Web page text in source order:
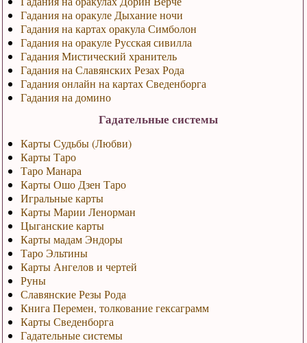
Гадания на оракуле Дыхание ночи
Гадания на картах оракула Симболон
Гадания на оракуле Русская сивилла
Гадания Мистический хранитель
Гадания на Славянских Резах Рода
Гадания онлайн на картах Сведенборга
Гадания на домино
Гадательные системы
Карты Судьбы (Любви)
Карты Таро
Таро Манара
Карты Ошо Дзен Таро
Игральные карты
Карты Марии Ленорман
Цыганские карты
Карты мадам Эндоры
Таро Эльтины
Карты Ангелов и чертей
Руны
Славянские Резы Рода
Книга Перемен, толкование гексаграмм
Карты Сведенборга
Гадательные системы